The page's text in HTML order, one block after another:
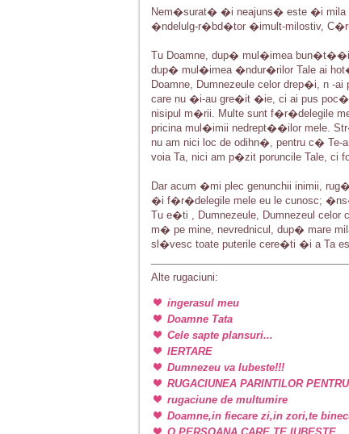
Nem�surat� �i neajuns� este �i
�ndelulg-r�bd�tor �imult-milostiv,
Tu Doamne, dup� mul�imea
dup� mul�imea �ndur�rilor Tale ai
Doamne, Dumnezeule celor drep�i, n
care nu �i-au gre�it �ie, ci ai pus
nisipul m�rii. Multe sunt f�r�delegile
pricina mul�imii nedrept��ilor mele.
nu am nici loc de odihn�, pentru c�
voia Ta, nici am p�zit poruncile Tale,
Dar acum �mi plec genunchii inimii,
�i f�r�delegile mele eu le cunosc;
Tu e�ti , Dumnezeule, Dumnezeul
m� pe mine, nevrednicul, dup� mare
sl�vesc toate puterile cere�ti �i a Ta
Alte rugaciuni:
ingerasul meu
Doamne Tata
Cele sapte plansuri...
IERTARE
Dumnezeu va Iubeste!!!
RUGACIUNEA PARINTILOR
rugaciune de multumire
Doamne,in fiecare zi,in zori,te
O PERSOANA CARE TE IUBESTE